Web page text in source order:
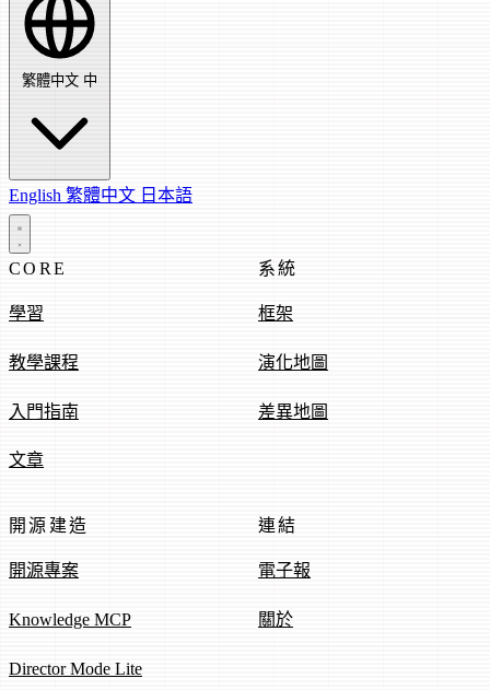
繁體中文 中
English 繁體中文 日本語
CORE
學習
教學課程
入門指南
文章
系統
框架
演化地圖
差異地圖
開源建造
開源專案
Knowledge MCP
Director Mode Lite
連結
電子報
關於